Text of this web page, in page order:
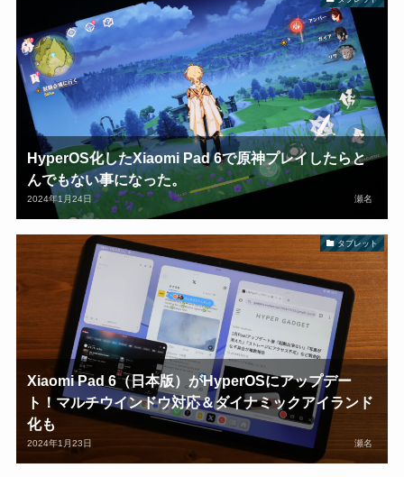
HyperOS化したXiaomi Pad 6で原神プレイしたらと
んでもない事になった。
2024年1月24日 瀬名
タブレット
Xiaomi Pad 6（日本版）がHyperOSにアップデー
ト！マルチウインドウ対応＆ダイナミックアイランド
化も
2024年1月23日 瀬名